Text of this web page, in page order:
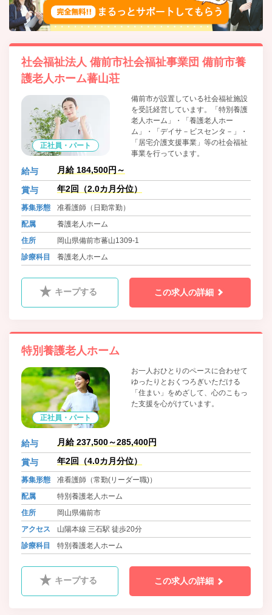
社会福祉法人 備前市社会福祉事業団 備前市養
護老人ホーム蕃山荘
正社員・パート
備前市が設置している社会福祉施設
を受託経営しています。「特別養護
老人ホーム」・「養護老人ホー
ム」・「デイサ－ビスセンタ－」・
「居宅介護支援事業」等の社会福祉
事業を行っています。
給与 月給 184,500円～
賞与 年2回（2.0カ月分位）
募集形態
准看護師（日勤常勤）
配属
養護老人ホーム
住所
岡山県備前市蕃山1309-1
診療科目
養護老人ホーム
キープする この求人の詳細
特別養護老人ホーム
正社員・パート
お一人おひとりのペースに合わせて
ゆったりとおくつろぎいただける
「住まい」をめざして、心のこもっ
た支援を心がけています。
給与 月給 237,500～285,400円
賞与 年2回（4.0カ月分位）
募集形態
准看護師（常勤(リーダー職)）
配属
特別養護老人ホーム
住所
岡山県備前市
アクセス
山陽本線 三石駅 徒歩20分
診療科目
特別養護老人ホーム
キープする この求人の詳細